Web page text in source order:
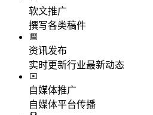
软文推广
撰写各类稿件
资讯发布
实时更新行业最新动态
自媒体推广
自媒体平台传播